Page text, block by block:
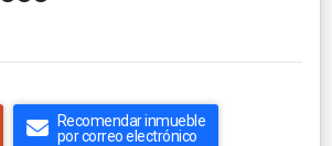
Recomendar inmueble
por correo electrónico